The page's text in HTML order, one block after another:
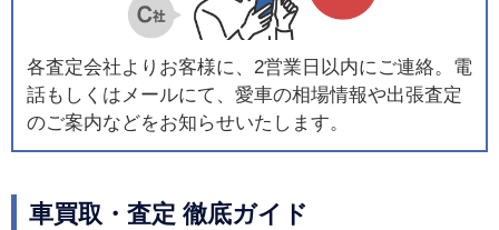
各査定会社よりお客様に、2営業日以内にご連絡。電
話もしくはメールにて、愛車の相場情報や出張査定
のご案内などをお知らせいたします。
車買取・査定 徹底ガイド